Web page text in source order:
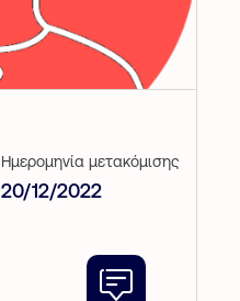
Ημερομηνία μετακόμισης
20/12/2022